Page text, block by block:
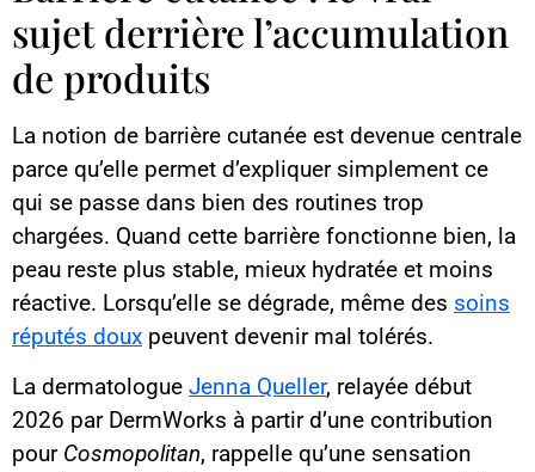
sujet derrière l’accumulation
de produits
La notion de barrière cutanée est devenue centrale
parce qu’elle permet d’expliquer simplement ce
qui se passe dans bien des routines trop
chargées. Quand cette barrière fonctionne bien, la
peau reste plus stable, mieux hydratée et moins
réactive. Lorsqu’elle se dégrade, même des soins
réputés doux peuvent devenir mal tolérés.
La dermatologue Jenna Queller, relayée début
2026 par DermWorks à partir d’une contribution
pour Cosmopolitan, rappelle qu’une sensation